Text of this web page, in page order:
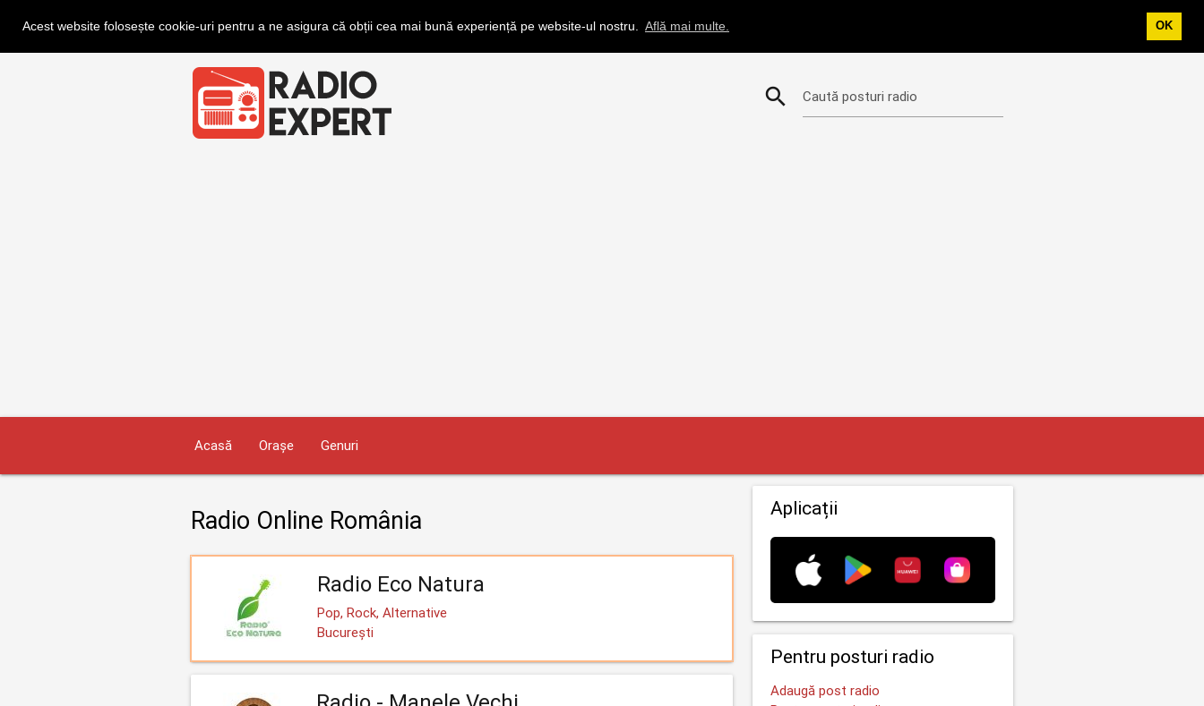
Acest website folosește cookie-uri pentru a ne asigura că obții cea mai bună experiență pe website-ul nostru. Află mai multe. OK
search Caută posturi radio
Acasă Orașe Genuri
Radio Online România
Radio Eco Natura
Pop, Rock, Alternative
București
Aplicații
Pentru posturi radio
Adaugă post radio